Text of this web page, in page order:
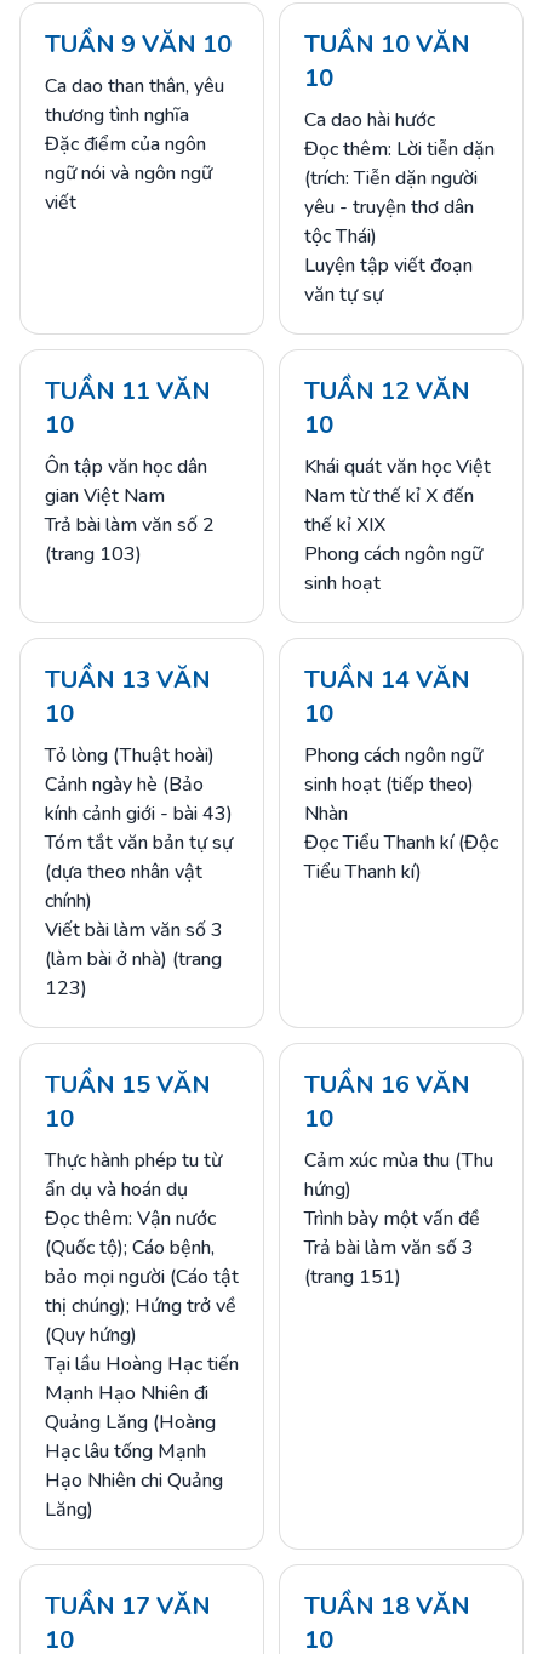
TUẦN 9 VĂN 10
Ca dao than thân, yêu
thương tình nghĩa
Đặc điểm của ngôn
ngữ nói và ngôn ngữ
viết
TUẦN 10 VĂN
10
Ca dao hài hước
Đọc thêm: Lời tiễn dặn
(trích: Tiễn dặn người
yêu - truyện thơ dân
tộc Thái)
Luyện tập viết đoạn
văn tự sự
TUẦN 11 VĂN
10
Ôn tập văn học dân
gian Việt Nam
Trả bài làm văn số 2
(trang 103)
TUẦN 12 VĂN
10
Khái quát văn học Việt
Nam từ thế kỉ X đến
thế kỉ XIX
Phong cách ngôn ngữ
sinh hoạt
TUẦN 13 VĂN
10
Tỏ lòng (Thuật hoài)
Cảnh ngày hè (Bảo
kính cảnh giới - bài 43)
Tóm tắt văn bản tự sự
(dựa theo nhân vật
chính)
Viết bài làm văn số 3
(làm bài ở nhà) (trang
123)
TUẦN 14 VĂN
10
Phong cách ngôn ngữ
sinh hoạt (tiếp theo)
Nhàn
Đọc Tiểu Thanh kí (Độc
Tiểu Thanh kí)
TUẦN 15 VĂN
10
Thực hành phép tu từ
ẩn dụ và hoán dụ
Đọc thêm: Vận nước
(Quốc tộ); Cáo bệnh,
bảo mọi người (Cáo tật
thị chúng); Hứng trở về
(Quy hứng)
Tại lầu Hoàng Hạc tiến
Mạnh Hạo Nhiên đi
Quảng Lăng (Hoàng
Hạc lâu tống Mạnh
Hạo Nhiên chi Quảng
Lăng)
TUẦN 16 VĂN
10
Cảm xúc mùa thu (Thu
hứng)
Trình bày một vấn đề
Trả bài làm văn số 3
(trang 151)
TUẦN 17 VĂN
10
TUẦN 18 VĂN
10